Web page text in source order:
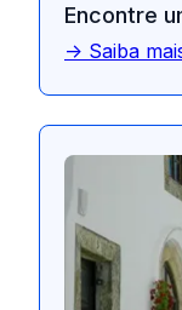
Encontre
-> Saiba